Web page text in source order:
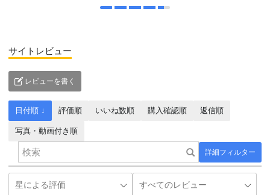
サイトレビュー
レビューを書く
詳細フィルター
日付順 ↓ 評価順 いいね数順 購入確認順 返信順
写真・動画付き順